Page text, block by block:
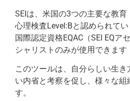
SEIは、米国の3つの主要な教
心理検査Level:Bと認められてい
国際認定資格EQAC（SEI EQア
シャリストのみが使用できます
このツールは、自分らしい生
い内省と考察を促し、様々な組
す。